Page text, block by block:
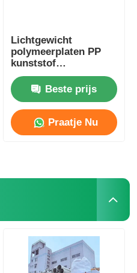
Lichtgewicht
polymeerplaten PP
kunststof
wandbekledingsplaten
voor reclamedisplays
Beste prijs
Praatje Nu